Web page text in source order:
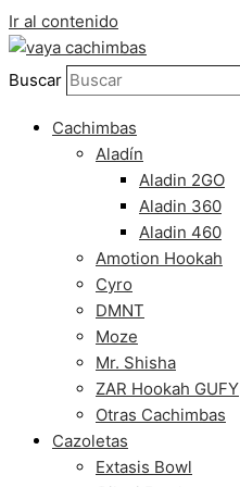
Ir al contenido
Buscar
Cachimbas
Aladín
Aladin 2GO
Aladin 360
Aladin 460
Amotion Hookah
Cyro
DMNT
Moze
Mr. Shisha
ZAR Hookah GUFY
Otras Cachimbas
Cazoletas
Extasis Bowl